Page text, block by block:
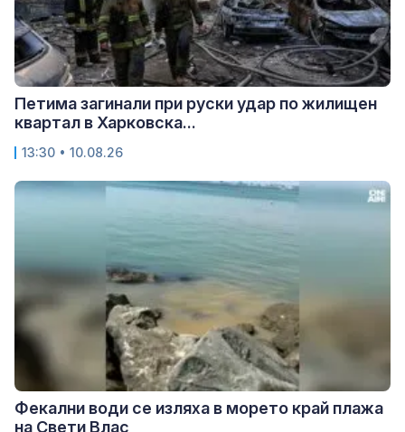
Петима загинали при руски удар по жилищен
квартал в Харковска...
13:30 • 10.08.26
Фекални води се изляха в морето край плажа
на Свети Влас